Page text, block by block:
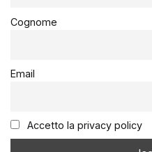
Cognome
Email
Accetto la privacy policy